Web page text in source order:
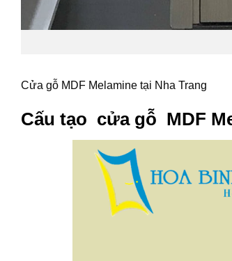
Cửa gỗ MDF Melamine tại Nha Trang
Cấu tạo cửa gỗ MDF